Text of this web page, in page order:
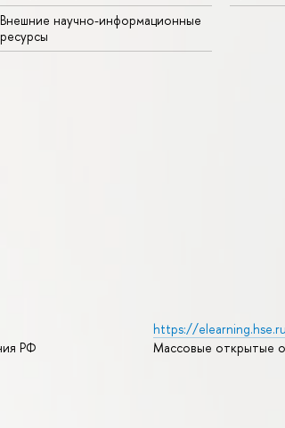
Внешние научно-информационные
ресурсы
РФ
https://
Массовые открытые